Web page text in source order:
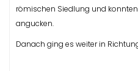
römischen Siedlung und
angucken.
Danach ging es weiter in